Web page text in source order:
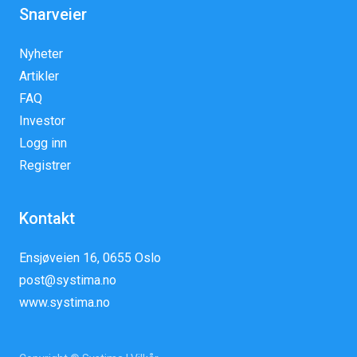
Snarveier
Nyheter
Artikler
FAQ
Investor
Logg inn
Registrer
Kontakt
Ensjøveien 16, 0655 Oslo
post@systima.no
www.systima.no